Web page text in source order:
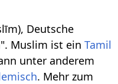
Deutsche
Muslim ist einTamil
unter anderem
. Mehr zum